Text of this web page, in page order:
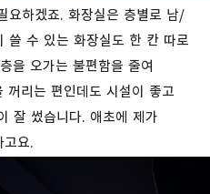
요하겠죠. 화장실은 층별로 남/
쓸 수 있는 화장실도 한 칸 따로
을 오가는 불편함을 줄여
꺼리는 편인데도 시설이 좋고
잘 썼습니다. 애초에 제가
고요.